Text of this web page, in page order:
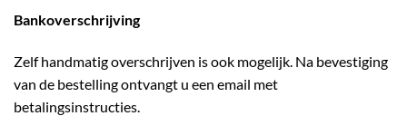
Bankoverschrijving
Zelf handmatig overschrijven is ook mogelijk. Na bevestiging
van de bestelling ontvangt u een email met
betalingsinstructies.